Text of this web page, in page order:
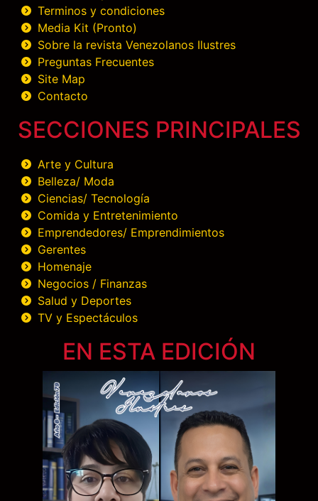
Terminos y condiciones
Media Kit (Pronto)
Sobre la revista Venezolanos Ilustres
Preguntas Frecuentes
Site Map
Contacto
SECCIONES PRINCIPALES
Arte y Cultura
Belleza/ Moda
Ciencias/ Tecnología
Comida y Entretenimiento
Emprendedores/ Emprendimientos
Gerentes
Homenaje
Negocios / Finanzas
Salud y Deportes
TV y Espectáculos
EN ESTA EDICIÓN